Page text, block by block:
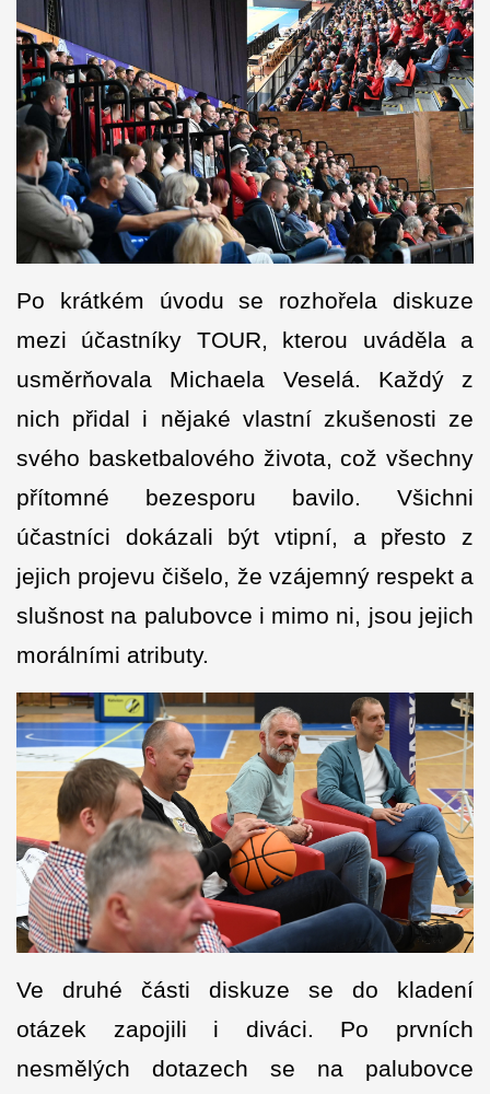
Po krátkém úvodu se rozhořela diskuze
mezi účastníky TOUR, kterou uváděla a
usměrňovala Michaela Veselá. Každý z
nich přidal i nějaké vlastní zkušenosti ze
svého basketbalového života, což všechny
přítomné bezesporu bavilo. Všichni
účastníci dokázali být vtipní, a přesto z
jejich projevu čišelo, že vzájemný respekt a
slušnost na palubovce i mimo ni, jsou jejich
morálními atributy.
Ve druhé části diskuze se do kladení
otázek zapojili i diváci. Po prvních
nesmělých dotazech se na palubovce